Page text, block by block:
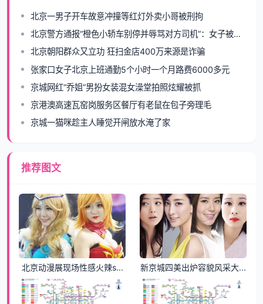
北京一男子开车故意冲撞等红灯外卖小哥被刑拘
北京警方通报“橙色小轿车别停并辱骂对方司机”：女子被行拘
北京朝阳群众又立功 狂扫金店400万来源是诈骗
张家口女子北京上班通勤5个小时一个月路费6000多元
京城网红“乔姐”男扮女装混女澡堂拍照炫耀被抓
京港澳高速瓦窑岗服务区餐厅有老鼠在包子旁理毛
京城一猫咪趁主人睡觉开闸放水淹了家
推荐图文
北京动漫展现场性感火辣s... 新京城四美出炉容貌风采大...